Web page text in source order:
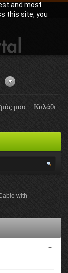
and most
this site, you
μου
Καλάθι
with
+
+